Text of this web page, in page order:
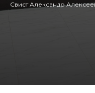
Свист Александр